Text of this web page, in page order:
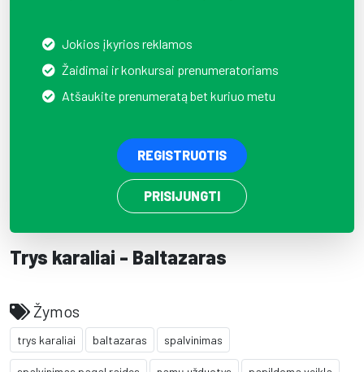
Jokios įkyrios reklamos
Žaidimai ir konkursai prenumeratoriams
Atšaukite prenumeratą bet kuriuo metu
REGISTRUOTIS
PRISIJUNGTI
Trys karaliai - Baltazaras
Žymos
trys karaliai baltazaras spalvinimas